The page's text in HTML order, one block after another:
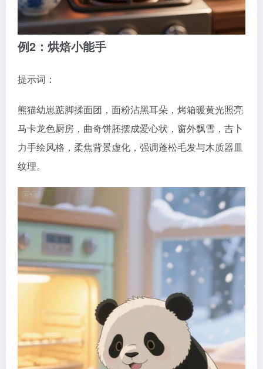
例2：烘焙小能手
提示词：
熊猫幼崽踮脚揉面团，面粉沾黑耳朵，烤箱暖黄光照亮
马卡龙色厨房，曲奇饼胚摆成爱心状，窗外飘雪，吉卜
力手绘风格，柔焦背景虚化，强调蓬松毛发与木质器皿
纹理。